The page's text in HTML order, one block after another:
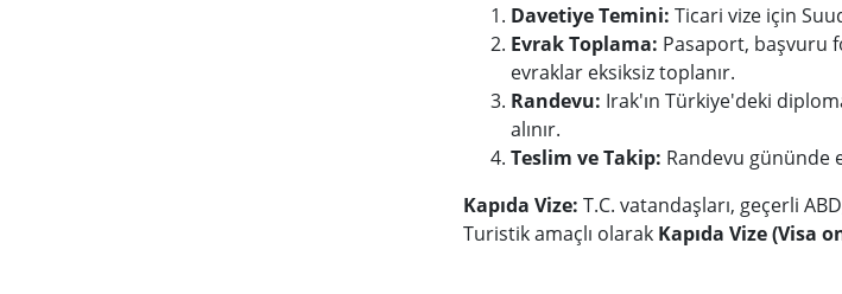
Davetiye Temini: Ticari vize için
Evrak Toplama: Pasaport, başvuru
evraklar eksiksiz toplanır.
Randevu: Irak'ın Türkiye'deki
alınır.
Teslim ve Takip: Randevu gününde
Kapıda Vize: T.C. vatandaşları, geçerli
Turistik amaçlı olarak Kapıda Vize (Visa